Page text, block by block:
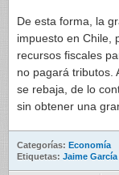
De esta forma, la
impuesto en Chile,
recursos fiscales
no pagará tributos.
se rebaja, de lo
sin obtener una
Categorías: Economía
Etiquetas: Jaime